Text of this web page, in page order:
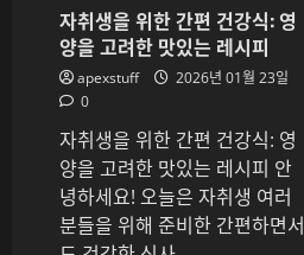
바
꾸
는
생
활
화
에
대
해
더
읽
어
보
자취생을 위한 간편 건강식: 영
양을 고려한 맛있는 레시피
apexstuff
2026년 01월 23일
0
자취생을 위한 간편 건강식: 영
양을 고려한 맛있는 레시피 안
녕하세요! 오늘은 자취생 여러
분들을 위해 준비한 간편하면서